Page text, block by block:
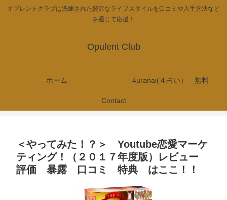
オプレントクラブは洗練された贅沢なライフスタイルを口コミや入手方法など
を通じて応援！
Opulent Club
ホーム 4uranai(４占い） 無料
Contact
＜やってみた！？＞ Youtube恋愛マーケ
ティング！（２０１７年度版）レビュー
評価 暴露 口コミ 特典 はここ！！